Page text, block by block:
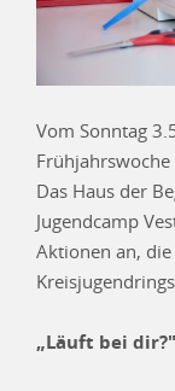
Vom Sonntag
Das Haus der
Jugendcamp
Aktionen an,
„Läuft bei dir?"